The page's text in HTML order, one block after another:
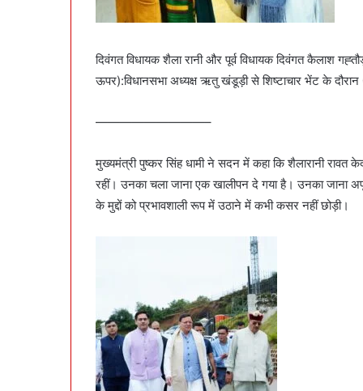
दिवंगत विधायक शैला रानी और पूर्व विधायक दिवंगत कैलाश
ऊपर):विधानसभा अध्यक्ष ऋतु खंडूड़ी से शिष्टाचार भेंट के दौरान
—————————–
मुख्यमंत्री पुष्कर सिंह धामी ने सदन में कहा कि शैलारानी रावत
रहीं। उनका चला जाना एक खालीपन दे गया है। उनका जाना
के मुद्दों को प्रभावशाली रूप में उठाने में कभी कसर नहीं छोड़ी।